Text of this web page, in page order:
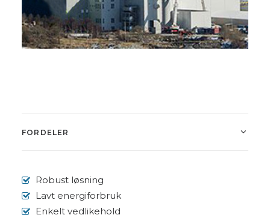
FORDELER
Robust løsning
Lavt energiforbruk
Enkelt vedlikehold